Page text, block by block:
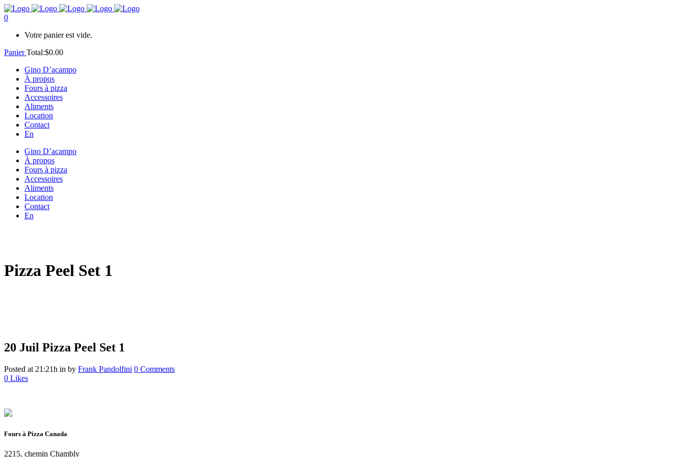
0
Votre panier est vide.
PanierTotal:$0.00
Gino D’acampo
À propos
Fours à pizza
Accessoires
Aliments
Location
Contact
En
Gino D’acampo
À propos
Fours à pizza
Accessoires
Aliments
Location
Contact
En
Pizza Peel Set 1
20 Juil Pizza Peel Set 1
Posted at 21:21h in by Frank Pandolfini 0 Comments
0 Likes
Fours à Pizza Canada
2215, chemin Chambly